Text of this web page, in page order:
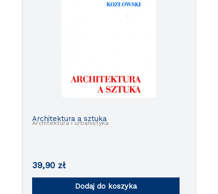
Architektura i urbanistyka
Architektura a sztuka
39,90 zł
Dodaj do koszyka